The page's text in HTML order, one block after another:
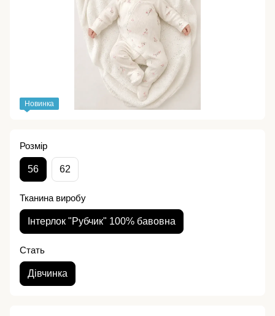
Новинка
Розмір
56 62
Тканина виробу
Інтерлок "Рубчик" 100% бавовна
Стать
Дівчинка